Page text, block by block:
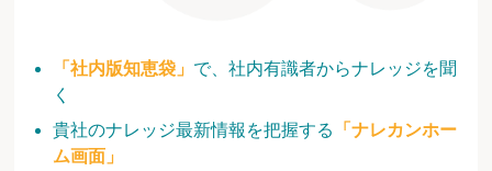
「社内版知恵袋」 で、社内有識者からナレッジを聞
く
貴社のナレッジ最新情報を把握する
「ナレカンホー
ム画面」